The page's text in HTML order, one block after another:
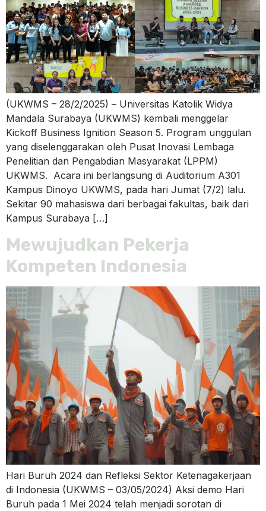
(UKWMS – 28/2/2025) – Universitas Katolik Widya
Mandala Surabaya (UKWMS) kembali menggelar
Kickoff Business Ignition Season 5. Program unggulan
yang diselenggarakan oleh Pusat Inovasi Lembaga
Penelitian dan Pengabdian Masyarakat (LPPM)
UKWMS. Acara ini berlangsung di Auditorium A301
Kampus Dinoyo UKWMS, pada hari Jumat (7/2) lalu.
Sekitar 90 mahasiswa dari berbagai fakultas, baik dari
Kampus Surabaya […]
Mewujudkan Pekerja
Kompeten Indonesia
Hari Buruh 2024 dan Refleksi Sektor Ketenagakerjaan
di Indonesia (UKWMS – 03/05/2024) Aksi demo Hari
Buruh pada 1 Mei 2024 telah menjadi sorotan di